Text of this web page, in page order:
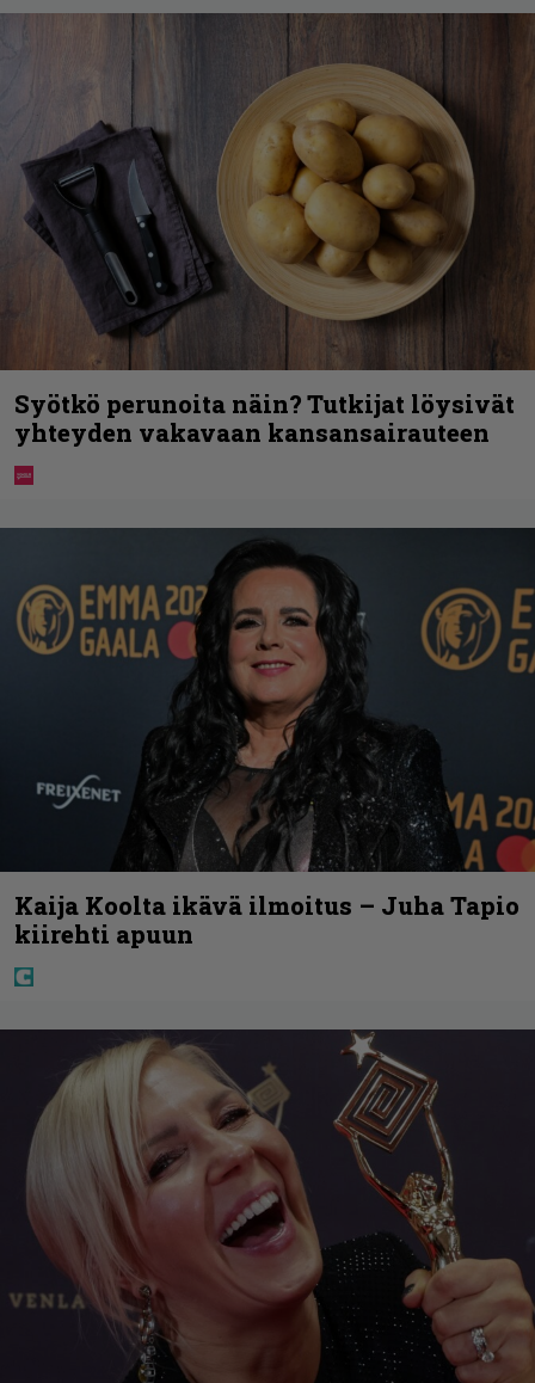
Syötkö perunoita näin? Tutkijat löysivät
yhteyden vakavaan kansansairauteen
Kaija Koolta ikävä ilmoitus – Juha Tapio
kiirehti apuun